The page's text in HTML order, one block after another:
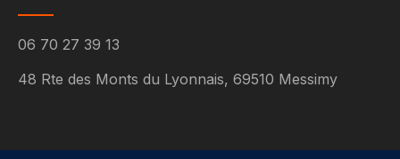
06 70 27 39 13
48 Rte des Monts du Lyonnais, 69510 Messimy